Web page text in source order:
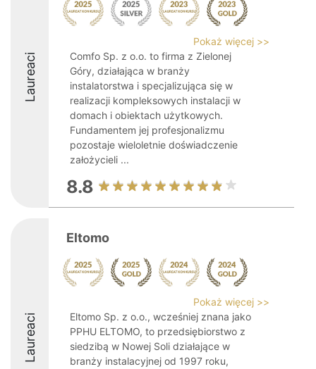
Laureaci
Pokaż więcej >>
Comfo Sp. z o.o. to firma z Zielonej
Góry, działająca w branży
instalatorstwa i specjalizująca się w
realizacji kompleksowych instalacji w
domach i obiektach użytkowych.
Fundamentem jej profesjonalizmu
pozostaje wieloletnie doświadczenie
założycieli ...
8.8
Laureaci
Eltomo
Pokaż więcej >>
Eltomo Sp. z o.o., wcześniej znana jako
PPHU ELTOMO, to przedsiębiorstwo z
siedzibą w Nowej Soli działające w
branży instalacyjnej od 1997 roku,